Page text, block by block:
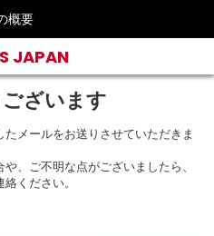
概要
JAPAN
ざいます
メールをお送りさせていただきま
、ご不明な点がございましたら、
ください。